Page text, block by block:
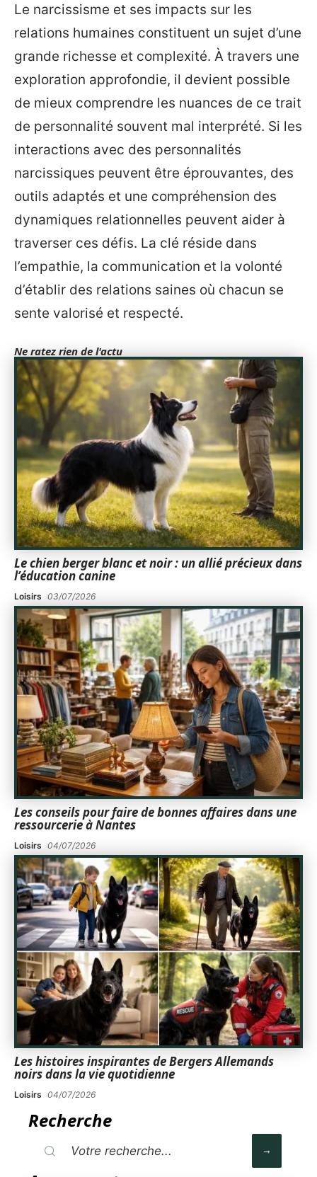
Le narcissisme et ses impacts sur les
relations humaines constituent un sujet d’une
grande richesse et complexité. À travers une
exploration approfondie, il devient possible
de mieux comprendre les nuances de ce trait
de personnalité souvent mal interprété. Si les
interactions avec des personnalités
narcissiques peuvent être éprouvantes, des
outils adaptés et une compréhension des
dynamiques relationnelles peuvent aider à
traverser ces défis. La clé réside dans
l’empathie, la communication et la volonté
d’établir des relations saines où chacun se
sente valorisé et respecté.
Ne ratez rien de l'actu
Le chien berger blanc et noir : un allié précieux dans
l’éducation canine
Loisirs 03/07/2026
Les conseils pour faire de bonnes affaires dans une
ressourcerie à Nantes
Loisirs 04/07/2026
Les histoires inspirantes de Bergers Allemands
noirs dans la vie quotidienne
Loisirs 04/07/2026
Recherche